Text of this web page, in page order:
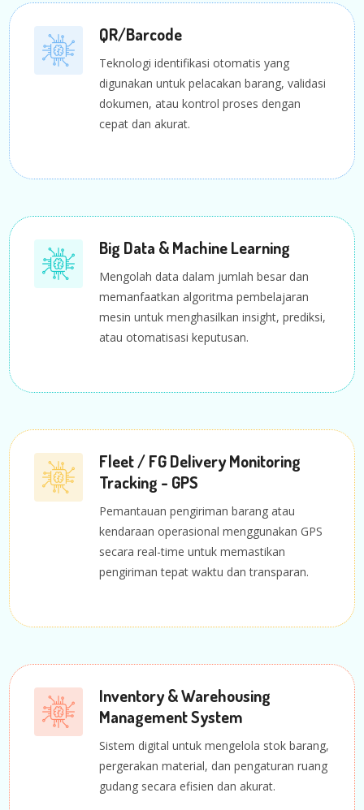
QR/Barcode
Teknologi identifikasi otomatis yang
digunakan untuk pelacakan barang, validasi
dokumen, atau kontrol proses dengan
cepat dan akurat.
Big Data & Machine Learning
Mengolah data dalam jumlah besar dan
memanfaatkan algoritma pembelajaran
mesin untuk menghasilkan insight, prediksi,
atau otomatisasi keputusan.
Fleet / FG Delivery Monitoring
Tracking - GPS
Pemantauan pengiriman barang atau
kendaraan operasional menggunakan GPS
secara real-time untuk memastikan
pengiriman tepat waktu dan transparan.
Inventory & Warehousing
Management System
Sistem digital untuk mengelola stok barang,
pergerakan material, dan pengaturan ruang
gudang secara efisien dan akurat.